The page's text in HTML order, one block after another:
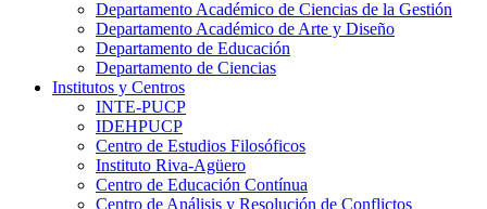
Departamento Académico de Ciencias de la Gestión
Departamento Académico de Arte y Diseño
Departamento de Educación
Departamento de Ciencias
Institutos y Centros
INTE-PUCP
IDEHPUCP
Centro de Estudios Filosóficos
Instituto Riva-Agüero
Centro de Educación Contínua
Centro de Análisis y Resolución de Conflictos